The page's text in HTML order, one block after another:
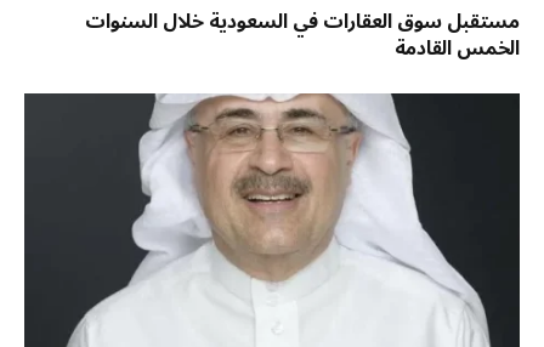
مستقبل سوق العقارات في السعودية خلال السنوات
الخمس القادمة